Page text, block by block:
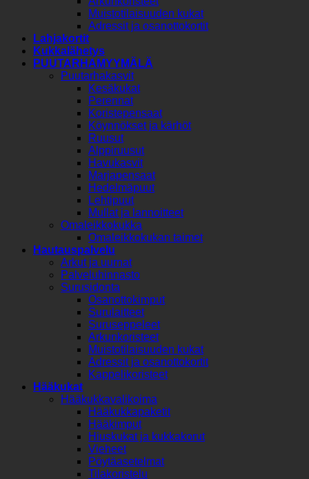
Muistotilaisuuden kukat
Adressit ja osanottokortit
Lahjakortit
Kukkalähetys
PUUTARHAMYYMÄLÄ
Puutarhakasvit
Kesäkukat
Perennat
Koristepensaat
Köynnökset ja kärhöt
Ruusut
Alppiruusut
Havukasvit
Marjapensaat
Hedelmäpuut
Lehtipuut
Mullat ja lannoitteet
Omaleikkokukka
Omaleikkokukan taimet
Hautauspalvelu
Arkut ja uurnat
Palveluhinnasto
Surusidonta
Osanottokimput
Surulaitteet
Suruseppeleet
Arkunkoristeet
Muistotilaisuuden kukat
Adressit ja osanottokortit
Kappelikoristeet
Hääkukat
Hääkukkavalikoima
Hääkukkapaketit
Hääkimput
Hiuskukat ja kukkakorut
Vieheet
Pöytäasetelmat
Tilakoristelu